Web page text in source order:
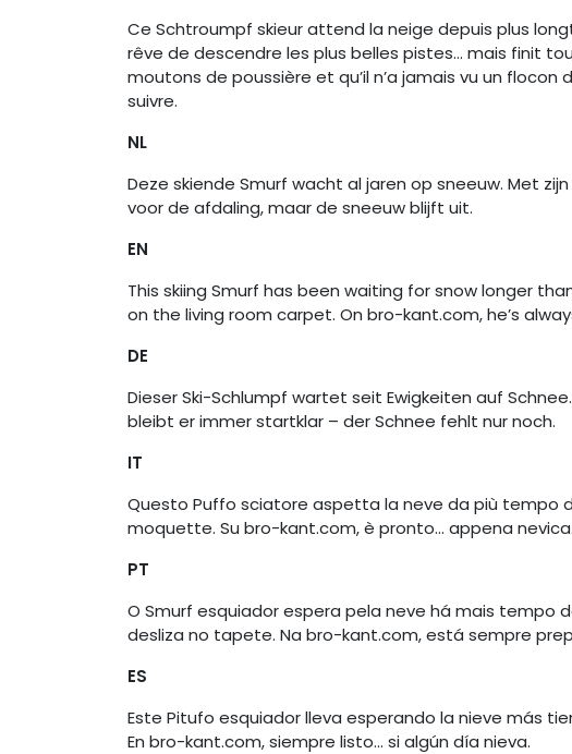
Ce Schtroumpf skieur attend la neige depuis plus
rêve de descendre les plus belles pistes… mais finit
moutons de poussière et qu’il n’a jamais vu un
suivre.
NL
Deze skiende Smurf wacht al jaren op sneeuw. Met
voor de afdaling, maar de sneeuw blijft uit.
EN
This skiing Smurf has been waiting for snow longer
on the living room carpet. On bro-kant.com, he’s
DE
Dieser Ski-Schlumpf wartet seit Ewigkeiten auf
bleibt er immer startklar – der Schnee fehlt nur noch.
IT
Questo Puffo sciatore aspetta la neve da più tempo
moquette. Su bro-kant.com, è pronto… appena nevica.
PT
O Smurf esquiador espera pela neve há mais tempo
desliza no tapete. Na bro-kant.com, está sempre
ES
Este Pitufo esquiador lleva esperando la nieve más
En bro-kant.com, siempre listo… si algún día nieva.